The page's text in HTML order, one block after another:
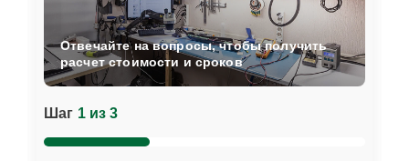
Шаг 1 из 3
Отвечайте на вопросы, чтобы получить
расчет стоимости и сроков